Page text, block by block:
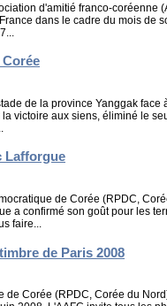
d'amitié franco-coréenne
dans le cadre du mois de
de la province Yanggak face
victoire aux siens, éliminé le
Lafforgue
de Corée (RPDC,
a confirmé son goût pour les
faire...
de Paris 2008
Corée (RPDC, Corée du